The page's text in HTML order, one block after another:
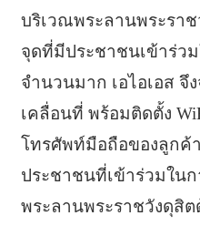
บริเวณพระลานพระรา
จุดที่มีประชาชนเข้าร่ว
จำนวนมาก เอไอเอส
เคลื่อนที่ พร้อมติดตั้ง
โทรศัพท์มือถือของลูกค้
ประชาชนที่เข้าร่วมใน
พระลานพระราชวังดุสิต